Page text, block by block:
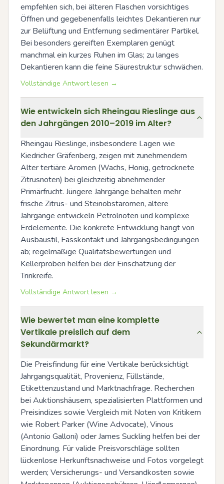
empfehlen sich, bei älteren Flaschen vorsichtiges
Öffnen und gegebenenfalls leichtes Dekantieren nur
zur Belüftung und Entfernung sedimentärer Partikel.
Bei besonders gereiften Exemplaren genügt
manchmal ein kurzes Ruhen im Glas; zu langes
Dekantieren kann die feine Säurestruktur schwächen.
Vollständige Antwort lesen →
Wie entwickeln sich Rheingau Rieslinge aus
den Jahrgängen 2010–2019 im Alter?
Rheingau Rieslinge, insbesondere Lagen wie
Kiedricher Gräfenberg, zeigen mit zunehmendem
Alter tertiäre Aromen (Wachs, Honig, getrocknete
Zitrusnoten) bei gleichzeitig abnehmender
Primärfrucht. Jüngere Jahrgänge behalten mehr
frische Zitrus- und Steinobstaromen, ältere
Jahrgänge entwickeln Petrolnoten und komplexe
Erdelemente. Die konkrete Entwicklung hängt von
Ausbaustil, Fasskontakt und Jahrgangsbedingungen
ab; regelmäßige Qualitätsbewertungen und
Kellerproben helfen bei der Einschätzung der
Trinkreife.
Vollständige Antwort lesen →
Wie bewertet man eine komplette
Vertikale preislich auf dem
Sekundärmarkt?
Die Preisfindung für eine Vertikale berücksichtigt
Jahrgangsqualität, Provenienz, Füllstände,
Etikettenzustand und Marktnachfrage. Recherchen
bei Auktionshäusern, spezialisierten Plattformen und
Preisindizes sowie Vergleich mit Noten von Kritikern
wie Robert Parker (Wine Advocate), Vinous
(Antonio Galloni) oder James Suckling helfen bei der
Einordnung. Für valide Preisvorschläge sollten
lückenlose Herkunftsnachweise und Fotos vorgelegt
werden; Versicherungs- und Versandkosten sowie